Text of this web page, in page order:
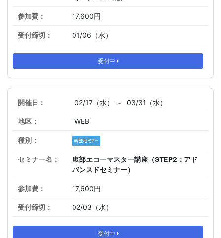
17,600円
01/06（水）
受付中
02/17（水） ～ 03/31（水）
WEB
腹部エコーマスター講座（STEP2：アド
バンスドセミナー）
17,600円
02/03（水）
受付中